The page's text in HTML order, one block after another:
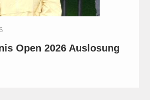
Open 2026 Auslosung